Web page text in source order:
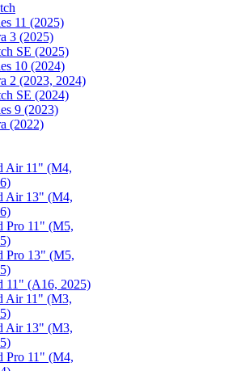
11 (2025)
3 (2025)
SE (2025)
10 (2024)
2 (2023, 2024)
SE (2024)
9 (2023)
(2022)
Air 11" (M4,
Air 13" (M4,
Pro 11" (M5,
Pro 13" (M5,
11" (A16, 2025)
Air 11" (M3,
Air 13" (M3,
Pro 11" (M4,